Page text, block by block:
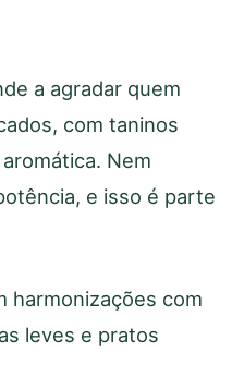
a agradar quem
com taninos
Nem
e isso é parte
harmonizações com
leves e pratos